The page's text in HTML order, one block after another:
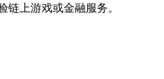
链上游戏或金融服务。